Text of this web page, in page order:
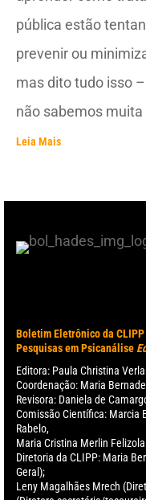
pública estão
prevenir ou
mas dito tudo isso
não sabemos muita
Leia Mais
Boletim Eletrônico da
Pesquisas em Psicanálise
Editora: Paula Christina
Coordenação: Maria
Revisora: Daniela de
Comissão Científica: Marcia
Rabelo,
Maria Cristina Merlin
Diretoria da CLIPP: Maria
Geral);
Leny Magalhães Mrech